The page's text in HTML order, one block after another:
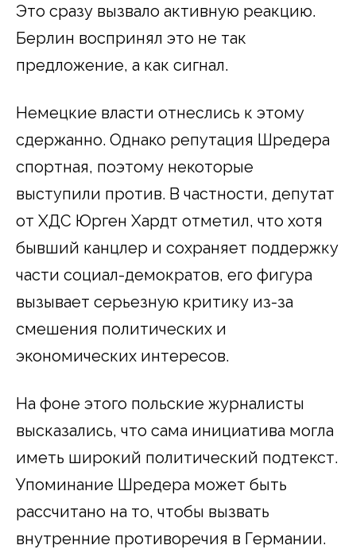
Это сразу вызвало активную реакцию.
Берлин воспринял это не так
предложение, а как сигнал.
Немецкие власти отнеслись к этому
сдержанно. Однако репутация Шредера
спортная, поэтому некоторые
выступили против. В частности, депутат
от ХДС Юрген Хардт отметил, что хотя
бывший канцлер и сохраняет поддержку
части социал-демократов, его фигура
вызывает серьезную критику из-за
смешения политических и
экономических интересов.
На фоне этого польские журналисты
высказались, что сама инициатива могла
иметь широкий политический подтекст.
Упоминание Шредера может быть
рассчитано на то, чтобы вызвать
внутренние противоречия в Германии.